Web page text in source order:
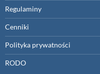
Regulaminy
Cenniki
Polityka prywatności
RODO